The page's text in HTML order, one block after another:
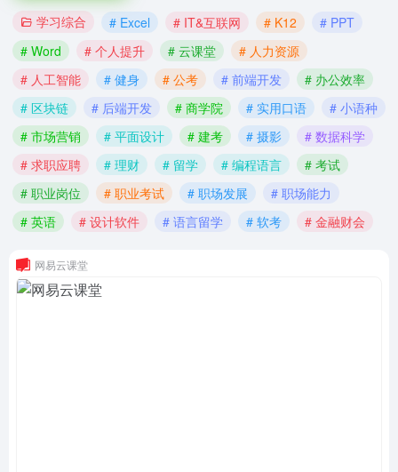
学习综合 # Excel # IT&互联网 # K12
# PPT
# Word
# 个人提升 # 云课堂
# 人力资源
# 人工智能
# 健身 # 公考 # 前端开发
# 办公效率
# 区块链
# 后端开发 # 商学院 # 实用口语
# 小语种
# 市场营销
# 平面设计 # 建考 # 摄影
# 数据科学
# 求职应聘
# 理财 # 留学 # 编程语言
# 考试
# 职业岗位
# 职业考试 # 职场发展
# 职场能力
# 英语
# 设计软件 # 语言留学 # 软考 # 金融财会
网易云课堂